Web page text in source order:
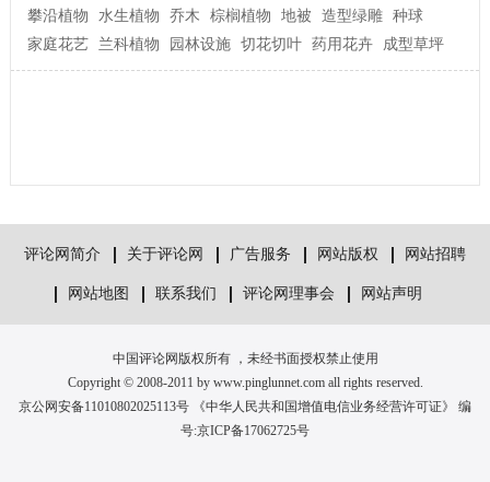
攀沿植物
水生植物 乔木 棕榈植物 地被 造型绿雕
种球
家庭花艺
兰科植物 园林设施 切花切叶 药用花卉 成型草坪
评论网简介 关于评论网 广告服务 网站版权 网站招聘
网站地图 联系我们 评论网理事会 网站声明
中国评论网版权所有 ，未经书面授权禁止使用
Copyright © 2008-2011 by www.pinglunnet.com all rights reserved.
京公网安备11010802025113号 《中华人民共和国增值电信业务经营许可证》 编
号:京ICP备17062725号